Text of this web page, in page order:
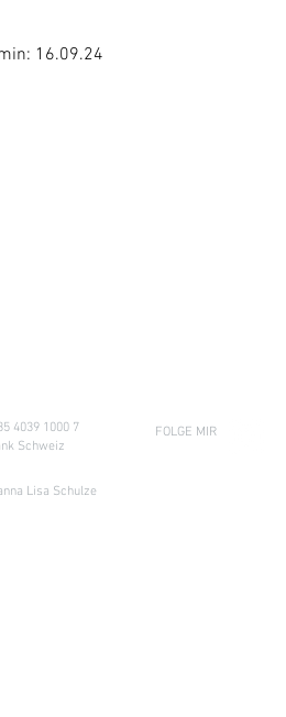
16.09.24
4039 1000 7
Schweiz
Lisa Schulze
FOLGE MIR